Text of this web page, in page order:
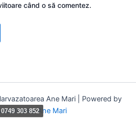
când o să comentez.
Ane Mari | Powered by
Ane Mari
303 852